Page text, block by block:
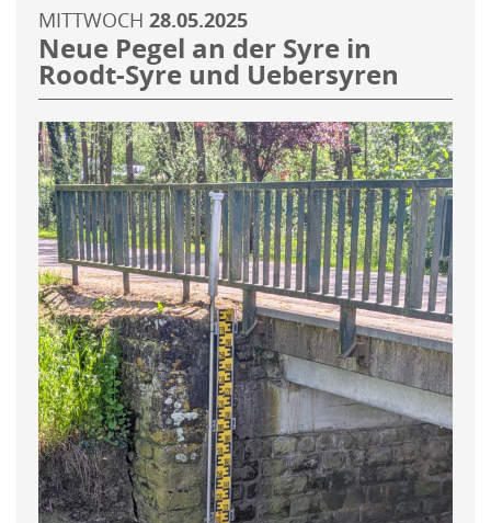
MITTWOCH 28.05.2025
Neue Pegel an der Syre in
Roodt-Syre und Uebersyren